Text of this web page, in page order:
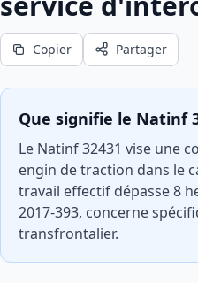
Copier Partager
Que signifie le Natinf
Le Natinf 32431 vise une
engin de traction dans le
travail effectif dépasse 8
2017-393, concerne
transfrontalier.